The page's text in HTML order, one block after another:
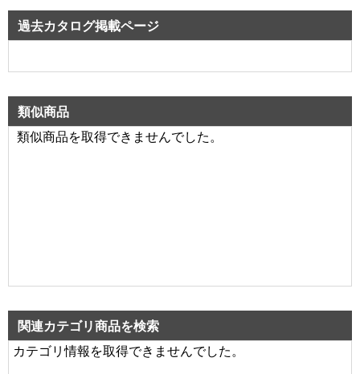
過去カタログ掲載ページ
類似商品
類似商品を取得できませんでした。
関連カテゴリ商品を検索
カテゴリ情報を取得できませんでした。